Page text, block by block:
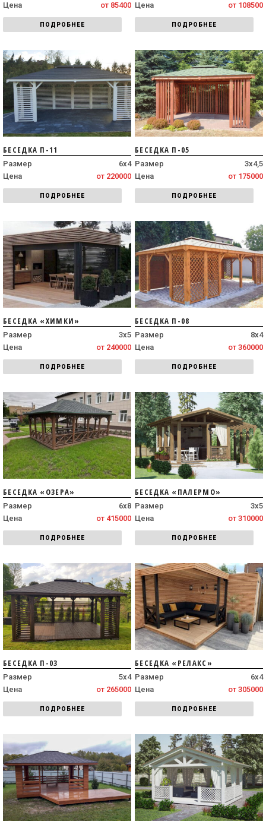
Цена от 85400
ПОДРОБНЕЕ
Цена от 108500
ПОДРОБНЕЕ
БЕСЕДКА П-11
Размер
6х4
Цена
от 220000
ПОДРОБНЕЕ
БЕСЕДКА П-05
Размер
3х4,5
Цена
от 175000
ПОДРОБНЕЕ
БЕСЕДКА «ХИМКИ»
Размер
3х5
Цена
от 240000
ПОДРОБНЕЕ
БЕСЕДКА П-08
Размер
8х4
Цена
от 360000
ПОДРОБНЕЕ
БЕСЕДКА «ОЗЕРА»
Размер
6х8
Цена
от 415000
ПОДРОБНЕЕ
БЕСЕДКА «ПАЛЕРМО»
Размер
3х5
Цена
от 310000
ПОДРОБНЕЕ
БЕСЕДКА П-03
Размер
5х4
Цена
от 265000
ПОДРОБНЕЕ
БЕСЕДКА «РЕЛАКС»
Размер
6х4
Цена
от 305000
ПОДРОБНЕЕ